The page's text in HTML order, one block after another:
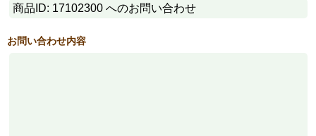
お問い合わせ内容